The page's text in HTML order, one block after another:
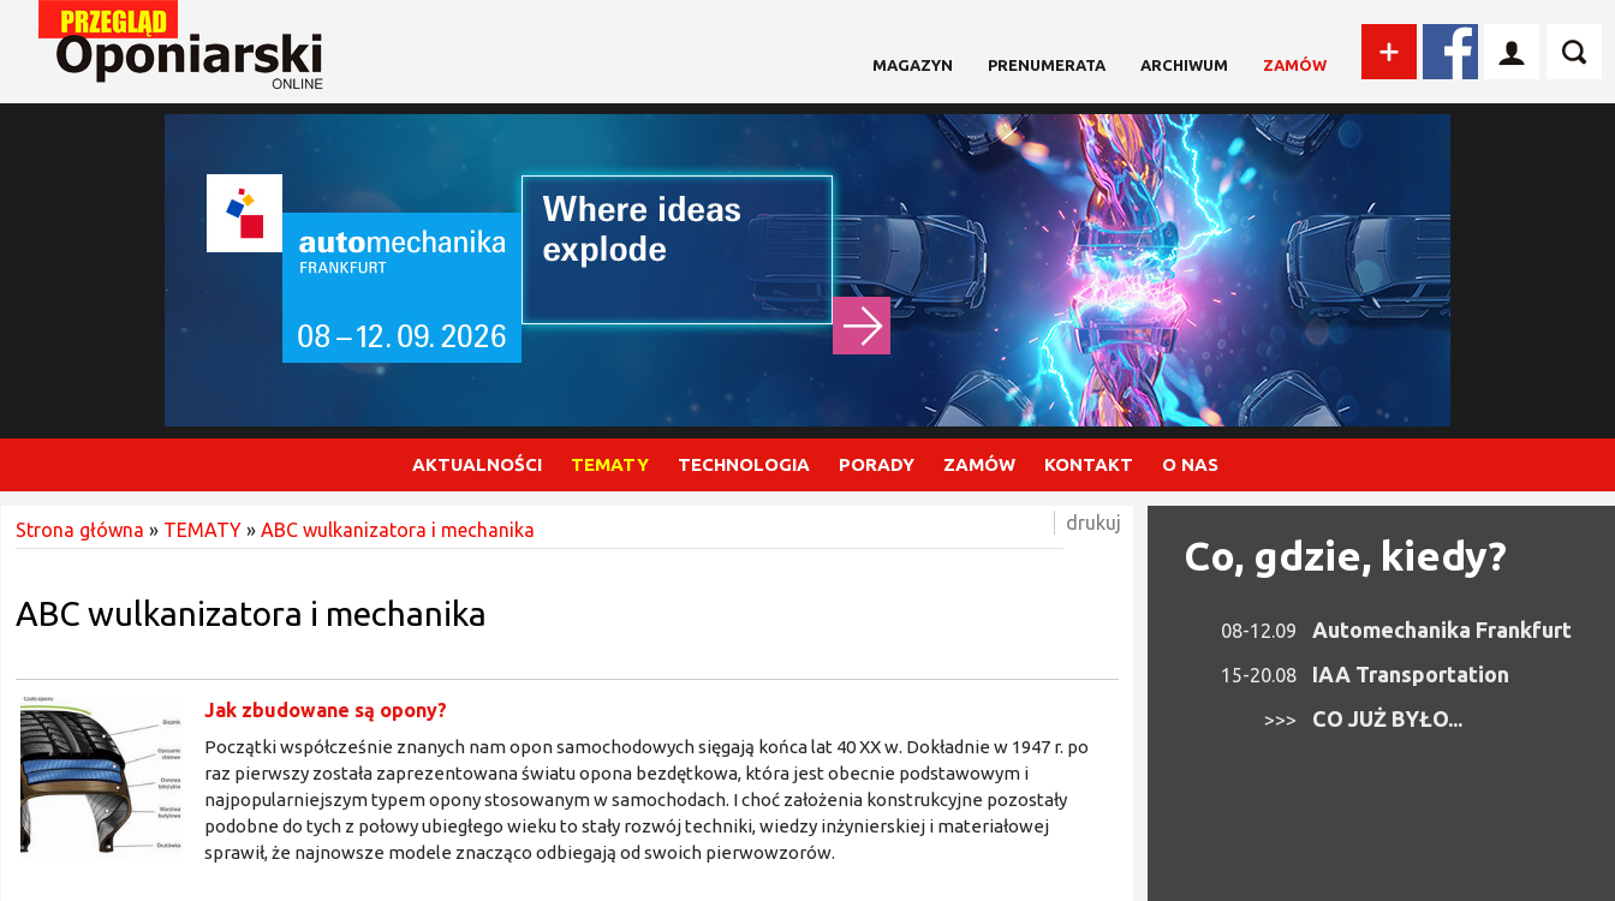
MAGAZYN PRENUMERATA ARCHIWUM ZAMÓW
AKTUALNOŚCI TEMATY TECHNOLOGIA PORADY ZAMÓW KONTAKT O NAS
Strona główna » TEMATY » ABC wulkanizatora i mechanika
ABC wulkanizatora i mechanika
Jak zbudowane są opony?
Początki współcześnie znanych nam opon samochodowych sięgają końca lat 40 XX w. Dokładnie w 1947 r. po
raz pierwszy została zaprezentowana światu opona bezdętkowa, która jest obecnie podstawowym i
najpopularniejszym typem opony stosowanym w samochodach. I choć założenia konstrukcyjne pozostały
podobne do tych z połowy ubiegłego wieku to stały rozwój techniki, wiedzy inżynierskiej i materiałowej
sprawił, że najnowsze modele znacząco odbiegają od swoich pierwowzorów.
drukuj
Co, gdzie, kiedy?
08-12.09 Automechanika Frankfurt
15-20.08 IAA Transportation
>>> CO JUŻ BYŁO...